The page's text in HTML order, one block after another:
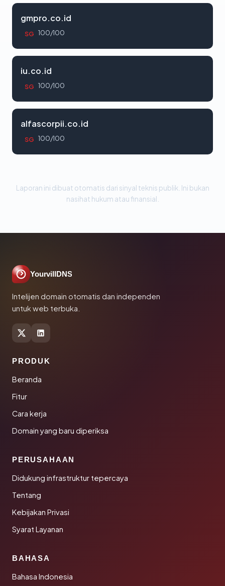
gmpro.co.id
SG 100/100
iu.co.id
SG 100/100
alfascorpii.co.id
SG 100/100
Laporan ini dibuat otomatis dari sinyal teknis publik. Ini bukan
nasihat hukum atau finansial.
YourvillDNS
Intelijen domain otomatis dan independen
untuk web terbuka.
PRODUK
Beranda
Fitur
Cara kerja
Domain yang baru diperiksa
PERUSAHAAN
Didukung infrastruktur tepercaya
Tentang
Kebijakan Privasi
Syarat Layanan
BAHASA
Bahasa Indonesia